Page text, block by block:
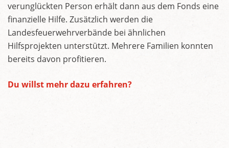
verunglückten Person erhält dann aus dem Fonds eine
finanzielle Hilfe. Zusätzlich werden die
Landesfeuerwehrverbände bei ähnlichen
Hilfsprojekten unterstützt. Mehrere Familien konnten
bereits davon profitieren.
Du willst mehr dazu erfahren?